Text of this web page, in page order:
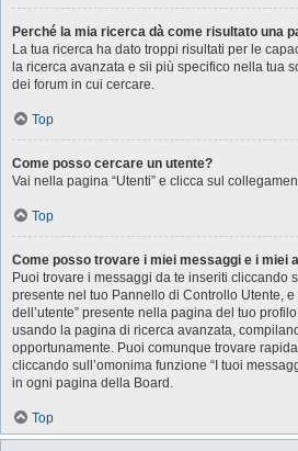
Perché la mia ricerca dà come risultato una
La tua ricerca ha dato troppi risultati per le
la ricerca avanzata e sii più specifico nella tua
dei forum in cui cercare.
Top
Come posso cercare un utente?
Vai nella pagina “Utenti” e clicca sul
Top
Come posso trovare i miei messaggi e i miei
Puoi trovare i messaggi da te inseriti cliccando
presente nel tuo Pannello di Controllo Utente, e
dell’utente” presente nella pagina del tuo
usando la pagina di ricerca avanzata,
opportunamente. Puoi comunque trovare
cliccando sull’omonima funzione “I tuoi
in ogni pagina della Board.
Top